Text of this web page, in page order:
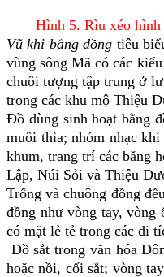
Hình 5. Rìu xéo hình
Vũ khi bằng đồng tiêu
vùng sông Mã có các
chuôi tượng tập trung ở
trong các khu mộ Thiệu
Đồ dùng sinh hoạt bằng
muôi thìa; nhóm nhạc
khum, trang trí các băng
Lập, Núi Sỏi và Thiệu
Trống và chuông đồng
đồng như vòng tay, vòng
có mặt lẻ tẻ trong các di
Đồ sắt trong văn hóa
hoặc nồi, cối sắt; vòng